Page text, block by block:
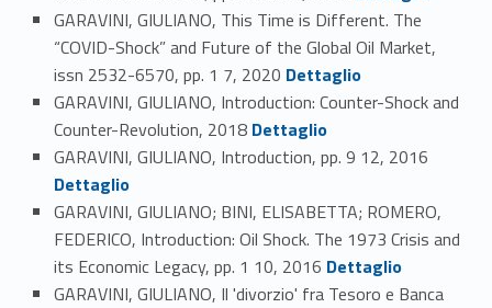
GARAVINI, GIULIANO, This Time is Different. The
“COVID-Shock” and Future of the Global Oil Market,
issn 2532-6570, pp. 1 7, 2020 Link identifier #identifier_person_77985-40
Dettaglio
GARAVINI, GIULIANO, Introduction: Counter-Shock and
Counter-Revolution, 2018 Link identifier #identifier_person_8792-41
Dettaglio
GARAVINI, GIULIANO, Introduction, pp. 9 12, 2016
Dettaglio
GARAVINI, GIULIANO; BINI, ELISABETTA; ROMERO,
FEDERICO, Introduction: Oil Shock. The 1973 Crisis and
its Economic Legacy, pp. 1 10, 2016 Link identifier #identifier_person_108260-43
Dettaglio
GARAVINI, GIULIANO, Il 'divorzio' fra Tesoro e Banca